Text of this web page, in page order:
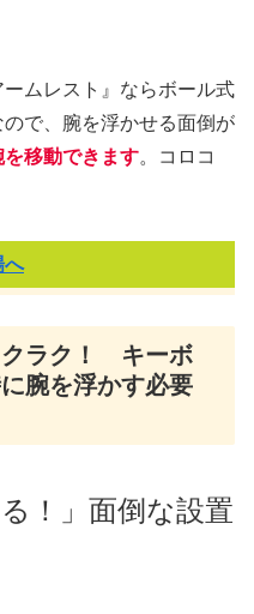
ームレスト』ならボール式
で、腕を浮かせる面倒が
移動できます。コロコ
へ
クラク！ キーボ
腕を浮かす必要
！」面倒な設置